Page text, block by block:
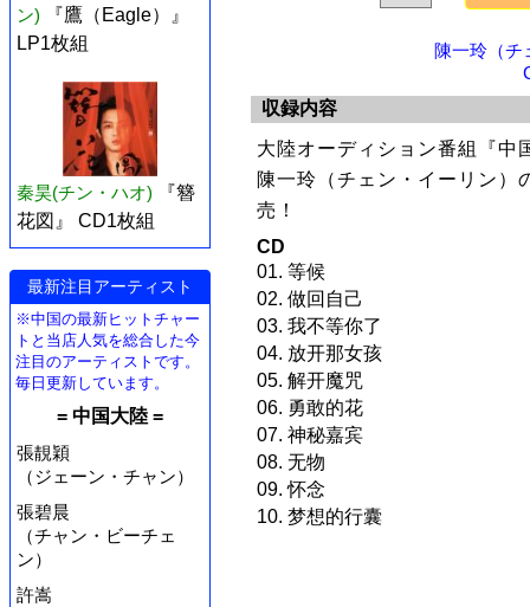
ン)
『鷹（Eagle）』
LP1枚組
秦昊(チン・ハオ)
『簪
花図』 CD1枚組
最新注目アーティスト
※中国の最新ヒットチャー
トと当店人気を総合した今
注目のアーティストです。
毎日更新しています。
= 中国大陸 =
張靚穎
（ジェーン・チャン）
張碧晨
（チャン・ビーチェ
ン）
許嵩
陳一玲（チ
収録内容
大陸オーディション番組『中
陳一玲（チェン・イーリン
売！
CD
01. 等候
02. 做回自己
03. 我不等你了
04. 放开那女孩
05. 解开魔咒
06. 勇敢的花
07. 神秘嘉宾
08. 无物
09. 怀念
10. 梦想的行囊